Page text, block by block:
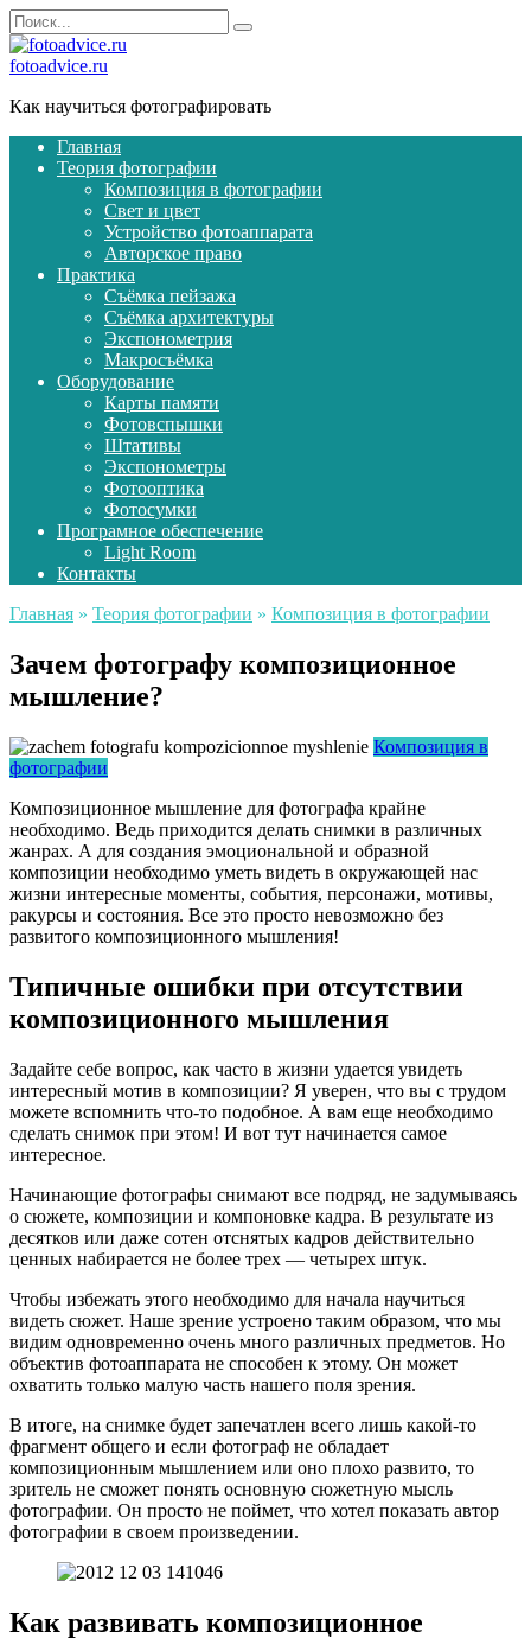
Перейти
к
содержанию
Search
for:
fotoadvice.ru
Как научиться фотографировать
Главная
Теория фотографии
Композиция в фотографии
Свет и цвет
Устройство фотоаппарата
Авторское право
Практика
Съёмка пейзажа
Съёмка архитектуры
Экспонометрия
Макросъёмка
Оборудование
Карты памяти
Фотовспышки
Штативы
Экспонометры
Фотооптика
Фотосумки
Програмное обеспечение
Light Room
Контакты
Главная » Теория фотографии » Композиция в фотографии
Зачем фотографу композиционное
мышление?
Композиция в
фотографии
Композиционное мышление для фотографа крайне
необходимо. Ведь приходится делать снимки в различных
жанрах. А для создания эмоциональной и образной
композиции необходимо уметь видеть в окружающей нас
жизни интересные моменты, события, персонажи, мотивы,
ракурсы и состояния. Все это просто невозможно без
развитого композиционного мышления!
Типичные ошибки при отсутствии
композиционного мышления
Задайте себе вопрос, как часто в жизни удается увидеть
интересный мотив в композиции? Я уверен, что вы с трудом
можете вспомнить что-то подобное. А вам еще необходимо
сделать снимок при этом! И вот тут начинается самое
интересное.
Начинающие фотографы снимают все подряд, не задумываясь
о сюжете, композиции и компоновке кадра. В результате из
десятков или даже сотен отснятых кадров действительно
ценных набирается не более трех — четырех штук.
Чтобы избежать этого необходимо для начала научиться
видеть сюжет. Наше зрение устроено таким образом, что мы
видим одновременно очень много различных предметов. Но
объектив фотоаппарата не способен к этому. Он может
охватить только малую часть нашего поля зрения.
В итоге, на снимке будет запечатлен всего лишь какой-то
фрагмент общего и если фотограф не обладает
композиционным мышлением или оно плохо развито, то
зритель не сможет понять основную сюжетную мысль
фотографии. Он просто не поймет, что хотел показать автор
фотографии в своем произведении.
Как развивать композиционное